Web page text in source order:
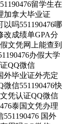
留学生在
加拿大毕业证
吗551190476哪
改成绩单GPA分
文凭网上能查到
办假大学
QQ微信
外毕业证外壳定
信551190476快
凭认证QQ微信
泰国文凭办理
国外